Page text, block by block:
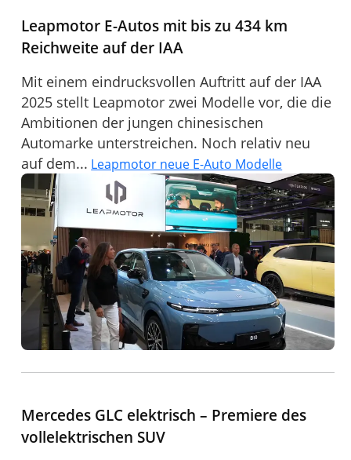
Leapmotor E-Autos mit bis zu 434 km
Reichweite auf der IAA
Mit einem eindrucksvollen Auftritt auf der IAA
2025 stellt Leapmotor zwei Modelle vor, die die
Ambitionen der jungen chinesischen
Automarke unterstreichen. Noch relativ neu
auf dem... Leapmotor neue E-Auto Modelle
Mercedes GLC elektrisch – Premiere des
vollelektrischen SUV